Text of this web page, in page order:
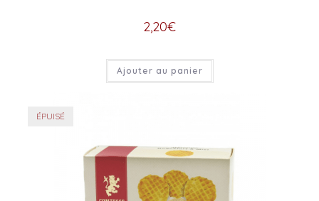
2,20€
Ajouter au panier
ÉPUISÉ